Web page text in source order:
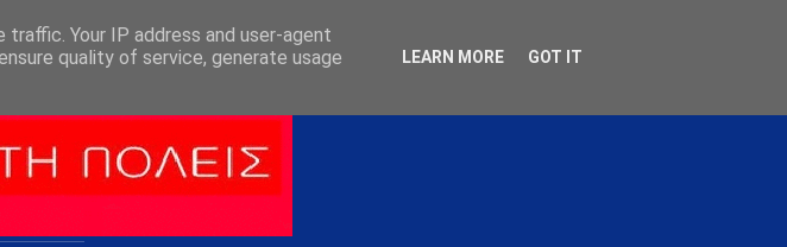
Your IP address and user-agent
quality of service, generate usage
LEARN MORE GOT IT